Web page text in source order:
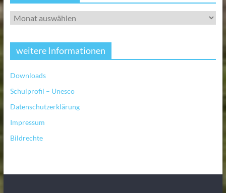
weitere Informationen
Downloads
Schulprofil – Unesco
Datenschutzerklärung
Impressum
Bildrechte